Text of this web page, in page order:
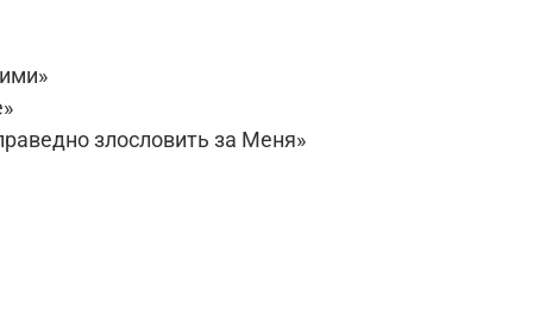
злословить за Меня»